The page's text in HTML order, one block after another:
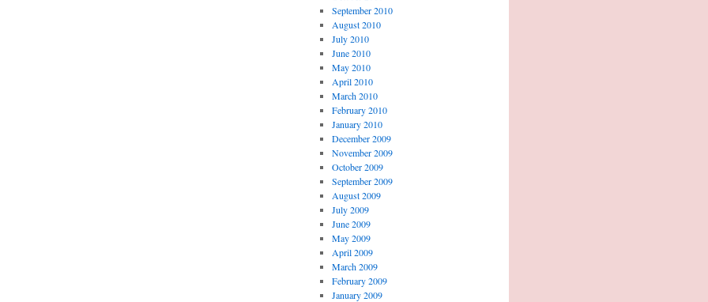
September 2010
August 2010
July 2010
June 2010
May 2010
April 2010
March 2010
February 2010
January 2010
December 2009
November 2009
October 2009
September 2009
August 2009
July 2009
June 2009
May 2009
April 2009
March 2009
February 2009
January 2009